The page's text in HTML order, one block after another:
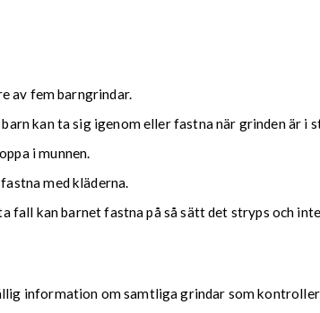
av fem barngrindar.
kan ta sig igenom eller fastna när grinden är i
i munnen.
med kläderna.
fall kan barnet fastna på så sätt det stryps och
information om samtliga grindar som